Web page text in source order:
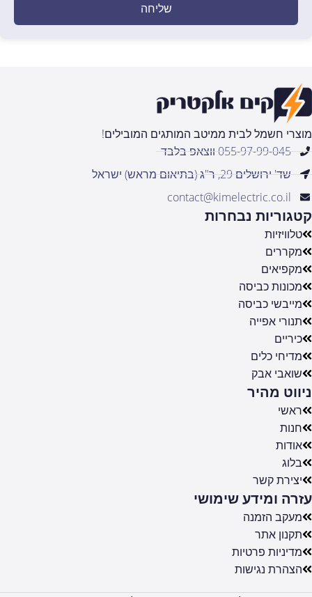
שליחה
מוצרי חשמל לבית ממיטב המותגים המובילים!
055-97-99-045 ווצאפ בלבד
שד' ירושלים 29, ר"ג (בתיאום מראש) ישראל
contact@kimelectric.co.il
קטגוריות נבחרות
טלוויזיות
מקררים
מקפיאים
מכונות כביסה
מייבשי כביסה
תנורי אפייה
כיריים
מדיחי כלים
שואבי אבק
ניווט מהיר
ראשי
חנות
אודות
בלוג
יצירת קשר
עזרה ומידע שימושי
מעקב הזמנה
תקנון אתר
מדיניות פרטיות
הצהרת נגישות